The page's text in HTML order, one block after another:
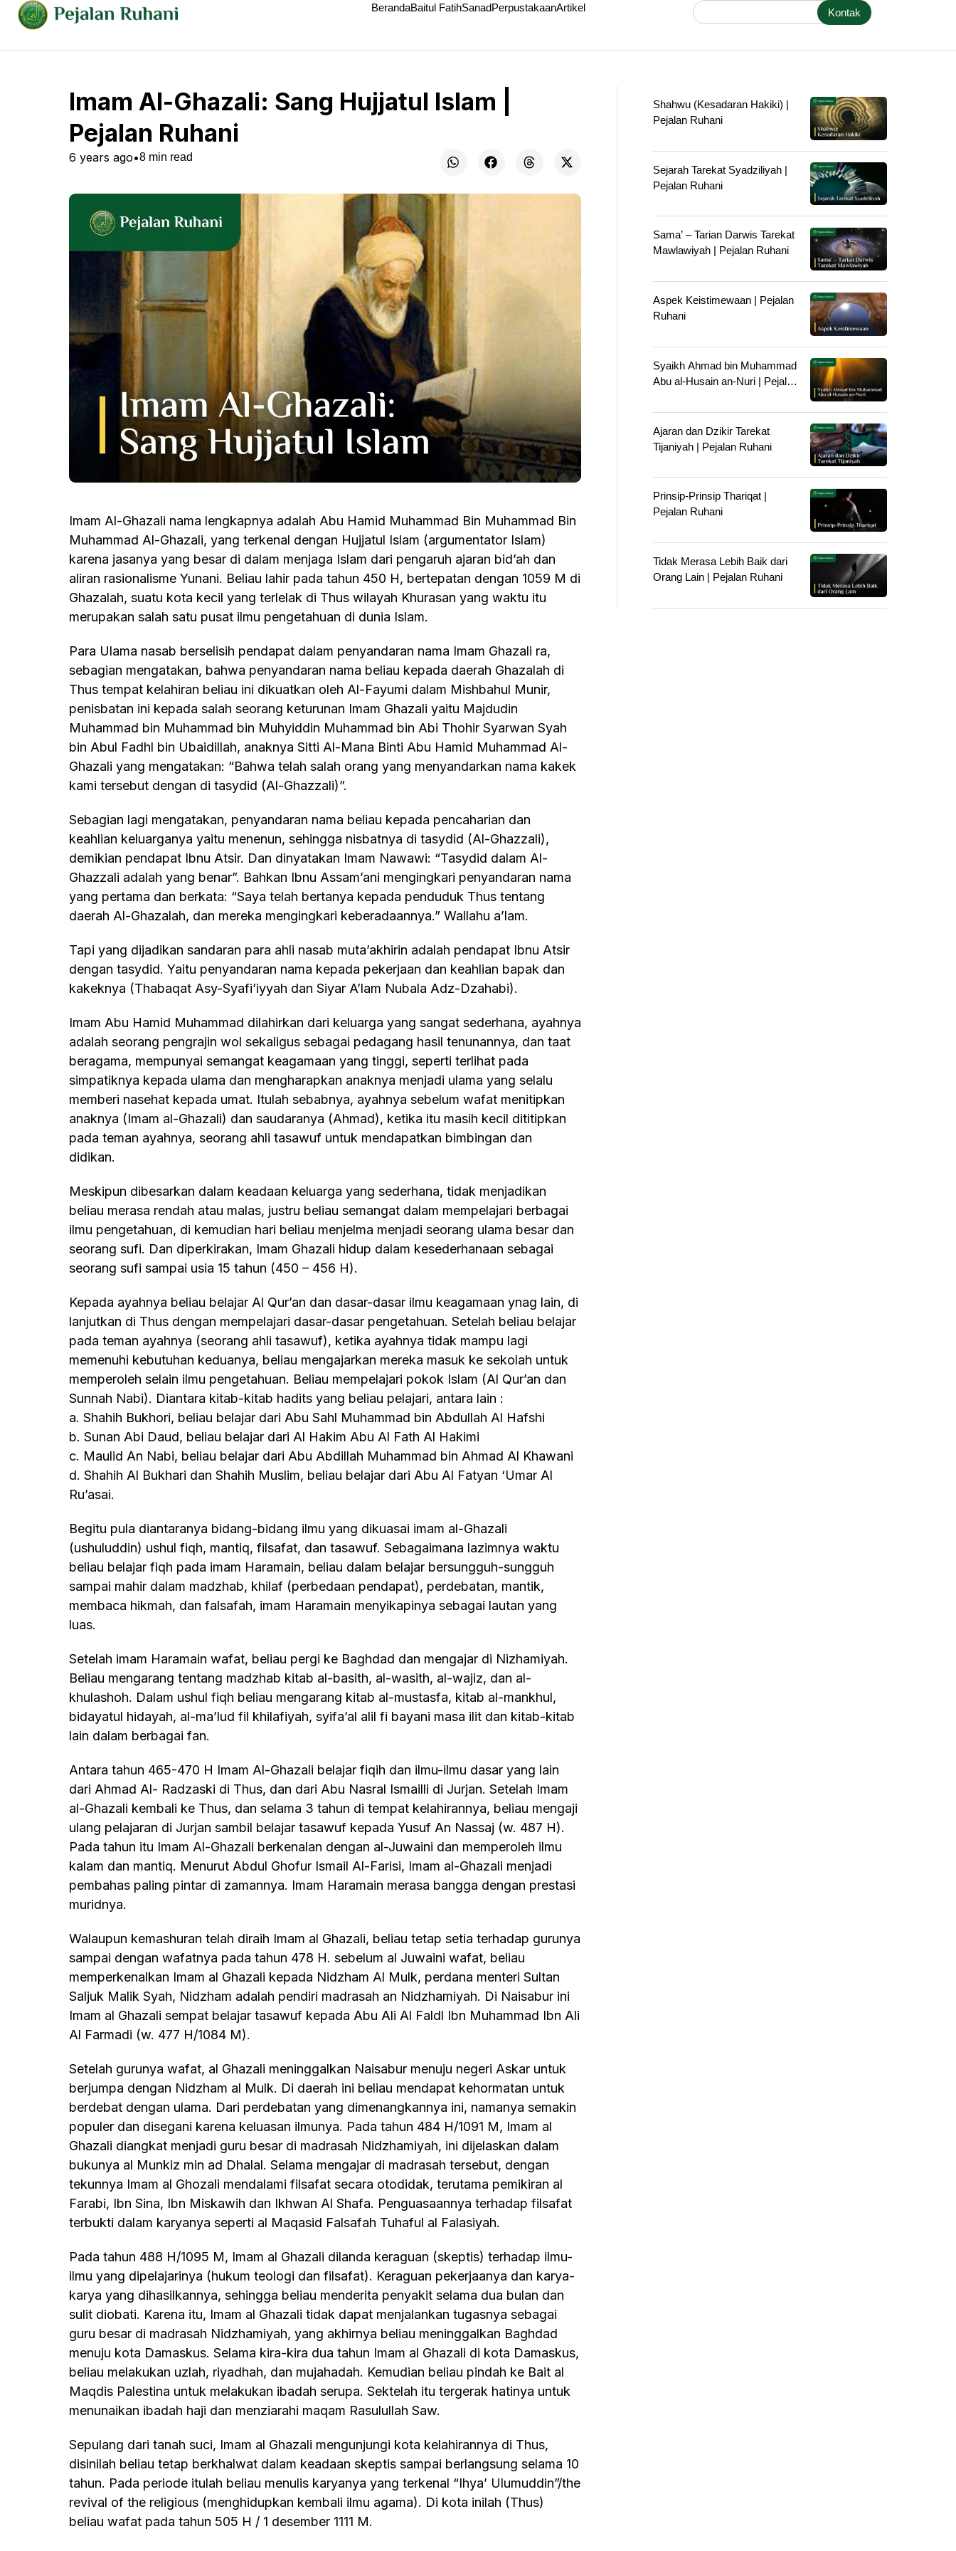
BerandaBaitul FatihSanadPerpustakaanArtikel Kontak
Imam Al-Ghazali: Sang Hujjatul Islam |
Pejalan Ruhani
6 years ago•8 min read
Imam Al-Ghazali nama lengkapnya adalah Abu Hamid Muhammad Bin Muhammad Bin
Muhammad Al-Ghazali, yang terkenal dengan Hujjatul Islam (argumentator Islam)
karena jasanya yang besar di dalam menjaga Islam dari pengaruh ajaran bid’ah dan
aliran rasionalisme Yunani. Beliau lahir pada tahun 450 H, bertepatan dengan 1059 M di
Ghazalah, suatu kota kecil yang terlelak di Thus wilayah Khurasan yang waktu itu
merupakan salah satu pusat ilmu pengetahuan di dunia Islam.
Para Ulama nasab berselisih pendapat dalam penyandaran nama Imam Ghazali ra,
sebagian mengatakan, bahwa penyandaran nama beliau kepada daerah Ghazalah di
Thus tempat kelahiran beliau ini dikuatkan oleh Al-Fayumi dalam Mishbahul Munir,
penisbatan ini kepada salah seorang keturunan Imam Ghazali yaitu Majdudin
Muhammad bin Muhammad bin Muhyiddin Muhammad bin Abi Thohir Syarwan Syah
bin Abul Fadhl bin Ubaidillah, anaknya Sitti Al-Mana Binti Abu Hamid Muhammad Al-
Ghazali yang mengatakan: “Bahwa telah salah orang yang menyandarkan nama kakek
kami tersebut dengan di tasydid (Al-Ghazzali)”.
Sebagian lagi mengatakan, penyandaran nama beliau kepada pencaharian dan
keahlian keluarganya yaitu menenun, sehingga nisbatnya di tasydid (Al-Ghazzali),
demikian pendapat Ibnu Atsir. Dan dinyatakan Imam Nawawi: “Tasydid dalam Al-
Ghazzali adalah yang benar”. Bahkan Ibnu Assam’ani mengingkari penyandaran nama
yang pertama dan berkata: “Saya telah bertanya kepada penduduk Thus tentang
daerah Al-Ghazalah, dan mereka mengingkari keberadaannya.” Wallahu a’lam.
Tapi yang dijadikan sandaran para ahli nasab muta’akhirin adalah pendapat Ibnu Atsir
dengan tasydid. Yaitu penyandaran nama kepada pekerjaan dan keahlian bapak dan
kakeknya (Thabaqat Asy-Syafi’iyyah dan Siyar A’lam Nubala Adz-Dzahabi).
Imam Abu Hamid Muhammad dilahirkan dari keluarga yang sangat sederhana, ayahnya
adalah seorang pengrajin wol sekaligus sebagai pedagang hasil tenunannya, dan taat
beragama, mempunyai semangat keagamaan yang tinggi, seperti terlihat pada
simpatiknya kepada ulama dan mengharapkan anaknya menjadi ulama yang selalu
memberi nasehat kepada umat. Itulah sebabnya, ayahnya sebelum wafat menitipkan
anaknya (Imam al-Ghazali) dan saudaranya (Ahmad), ketika itu masih kecil dititipkan
pada teman ayahnya, seorang ahli tasawuf untuk mendapatkan bimbingan dan
didikan.
Meskipun dibesarkan dalam keadaan keluarga yang sederhana, tidak menjadikan
beliau merasa rendah atau malas, justru beliau semangat dalam mempelajari berbagai
ilmu pengetahuan, di kemudian hari beliau menjelma menjadi seorang ulama besar dan
seorang sufi. Dan diperkirakan, Imam Ghazali hidup dalam kesederhanaan sebagai
seorang sufi sampai usia 15 tahun (450 – 456 H).
Kepada ayahnya beliau belajar Al Qur’an dan dasar-dasar ilmu keagamaan ynag lain, di
lanjutkan di Thus dengan mempelajari dasar-dasar pengetahuan. Setelah beliau belajar
pada teman ayahnya (seorang ahli tasawuf), ketika ayahnya tidak mampu lagi
memenuhi kebutuhan keduanya, beliau mengajarkan mereka masuk ke sekolah untuk
memperoleh selain ilmu pengetahuan. Beliau mempelajari pokok Islam (Al Qur’an dan
Sunnah Nabi). Diantara kitab-kitab hadits yang beliau pelajari, antara lain :
a. Shahih Bukhori, beliau belajar dari Abu Sahl Muhammad bin Abdullah Al Hafshi
b. Sunan Abi Daud, beliau belajar dari Al Hakim Abu Al Fath Al Hakimi
c. Maulid An Nabi, beliau belajar dari Abu Abdillah Muhammad bin Ahmad Al Khawani
d. Shahih Al Bukhari dan Shahih Muslim, beliau belajar dari Abu Al Fatyan ‘Umar Al
Ru’asai.
Begitu pula diantaranya bidang-bidang ilmu yang dikuasai imam al-Ghazali
(ushuluddin) ushul fiqh, mantiq, filsafat, dan tasawuf. Sebagaimana lazimnya waktu
beliau belajar fiqh pada imam Haramain, beliau dalam belajar bersungguh-sungguh
sampai mahir dalam madzhab, khilaf (perbedaan pendapat), perdebatan, mantik,
membaca hikmah, dan falsafah, imam Haramain menyikapinya sebagai lautan yang
luas.
Setelah imam Haramain wafat, beliau pergi ke Baghdad dan mengajar di Nizhamiyah.
Beliau mengarang tentang madzhab kitab al-basith, al-wasith, al-wajiz, dan al-
khulashoh. Dalam ushul fiqh beliau mengarang kitab al-mustasfa, kitab al-mankhul,
bidayatul hidayah, al-ma’lud fil khilafiyah, syifa’al alil fi bayani masa ilit dan kitab-kitab
lain dalam berbagai fan.
Antara tahun 465-470 H Imam Al-Ghazali belajar fiqih dan ilmu-ilmu dasar yang lain
dari Ahmad Al- Radzaski di Thus, dan dari Abu Nasral Ismailli di Jurjan. Setelah Imam
al-Ghazali kembali ke Thus, dan selama 3 tahun di tempat kelahirannya, beliau mengaji
ulang pelajaran di Jurjan sambil belajar tasawuf kepada Yusuf An Nassaj (w. 487 H).
Pada tahun itu Imam Al-Ghazali berkenalan dengan al-Juwaini dan memperoleh ilmu
kalam dan mantiq. Menurut Abdul Ghofur Ismail Al-Farisi, Imam al-Ghazali menjadi
pembahas paling pintar di zamannya. Imam Haramain merasa bangga dengan prestasi
muridnya.
Walaupun kemashuran telah diraih Imam al Ghazali, beliau tetap setia terhadap gurunya
sampai dengan wafatnya pada tahun 478 H. sebelum al Juwaini wafat, beliau
memperkenalkan Imam al Ghazali kepada Nidzham Al Mulk, perdana menteri Sultan
Saljuk Malik Syah, Nidzham adalah pendiri madrasah an Nidzhamiyah. Di Naisabur ini
Imam al Ghazali sempat belajar tasawuf kepada Abu Ali Al Faldl Ibn Muhammad Ibn Ali
Al Farmadi (w. 477 H/1084 M).
Setelah gurunya wafat, al Ghazali meninggalkan Naisabur menuju negeri Askar untuk
berjumpa dengan Nidzham al Mulk. Di daerah ini beliau mendapat kehormatan untuk
berdebat dengan ulama. Dari perdebatan yang dimenangkannya ini, namanya semakin
populer dan disegani karena keluasan ilmunya. Pada tahun 484 H/1091 M, Imam al
Ghazali diangkat menjadi guru besar di madrasah Nidzhamiyah, ini dijelaskan dalam
bukunya al Munkiz min ad Dhalal. Selama mengajar di madrasah tersebut, dengan
tekunnya Imam al Ghozali mendalami filsafat secara otodidak, terutama pemikiran al
Farabi, Ibn Sina, Ibn Miskawih dan Ikhwan Al Shafa. Penguasaannya terhadap filsafat
terbukti dalam karyanya seperti al Maqasid Falsafah Tuhaful al Falasiyah.
Pada tahun 488 H/1095 M, Imam al Ghazali dilanda keraguan (skeptis) terhadap ilmu-
ilmu yang dipelajarinya (hukum teologi dan filsafat). Keraguan pekerjaanya dan karya-
karya yang dihasilkannya, sehingga beliau menderita penyakit selama dua bulan dan
sulit diobati. Karena itu, Imam al Ghazali tidak dapat menjalankan tugasnya sebagai
guru besar di madrasah Nidzhamiyah, yang akhirnya beliau meninggalkan Baghdad
menuju kota Damaskus. Selama kira-kira dua tahun Imam al Ghazali di kota Damaskus,
beliau melakukan uzlah, riyadhah, dan mujahadah. Kemudian beliau pindah ke Bait al
Maqdis Palestina untuk melakukan ibadah serupa. Sektelah itu tergerak hatinya untuk
menunaikan ibadah haji dan menziarahi maqam Rasulullah Saw.
Sepulang dari tanah suci, Imam al Ghazali mengunjungi kota kelahirannya di Thus,
disinilah beliau tetap berkhalwat dalam keadaan skeptis sampai berlangsung selama 10
tahun. Pada periode itulah beliau menulis karyanya yang terkenal “Ihya’ Ulumuddin”/the
revival of the religious (menghidupkan kembali ilmu agama). Di kota inilah (Thus)
beliau wafat pada tahun 505 H / 1 desember 1111 M.
Shahwu (Kesadaran Hakiki) |
Pejalan Ruhani
Sejarah Tarekat Syadziliyah |
Pejalan Ruhani
Sama’ – Tarian Darwis Tarekat
Mawlawiyah | Pejalan Ruhani
Aspek Keistimewaan | Pejalan
Ruhani
Syaikh Ahmad bin Muhammad
Abu al-Husain an-Nuri | Pejalan
Ajaran dan Dzikir Tarekat
Tijaniyah | Pejalan Ruhani
Prinsip-Prinsip Thariqat |
Pejalan Ruhani
Tidak Merasa Lebih Baik dari
Orang Lain | Pejalan Ruhani